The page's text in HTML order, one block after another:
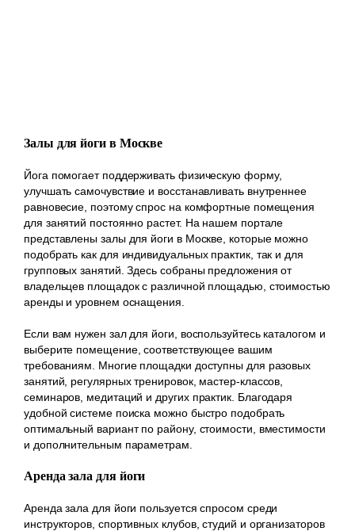
Залы для йоги в Москве
Йога помогает поддерживать физическую форму,
улучшать самочувствие и восстанавливать внутреннее
равновесие, поэтому спрос на комфортные помещения
для занятий постоянно растет. На нашем портале
представлены залы для йоги в Москве, которые можно
подобрать как для индивидуальных практик, так и для
групповых занятий. Здесь собраны предложения от
владельцев площадок с различной площадью, стоимостью
аренды и уровнем оснащения.
Если вам нужен зал для йоги, воспользуйтесь каталогом и
выберите помещение, соответствующее вашим
требованиям. Многие площадки доступны для разовых
занятий, регулярных тренировок, мастер-классов,
семинаров, медитаций и других практик. Благодаря
удобной системе поиска можно быстро подобрать
оптимальный вариант по району, стоимости, вместимости
и дополнительным параметрам.
Аренда зала для йоги
Аренда зала для йоги пользуется спросом среди
инструкторов, спортивных клубов, студий и организаторов